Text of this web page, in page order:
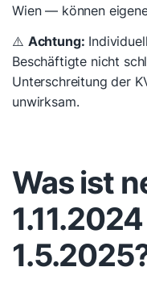
Wien — können
⚠️ Achtung:
Beschäftigte nicht
Unterschreitung der
unwirksam.
Was ist